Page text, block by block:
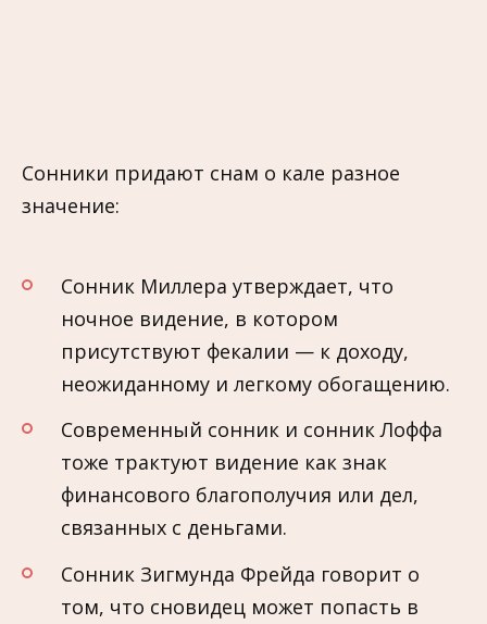
Сонники придают снам о кале разное
значение:
Сонник Миллера утверждает, что
ночное видение, в котором
присутствуют фекалии — к доходу,
неожиданному и легкому обогащению.
Современный сонник и сонник Лоффа
тоже трактуют видение как знак
финансового благополучия или дел,
связанных с деньгами.
Сонник Зигмунда Фрейда говорит о
том, что сновидец может попасть в